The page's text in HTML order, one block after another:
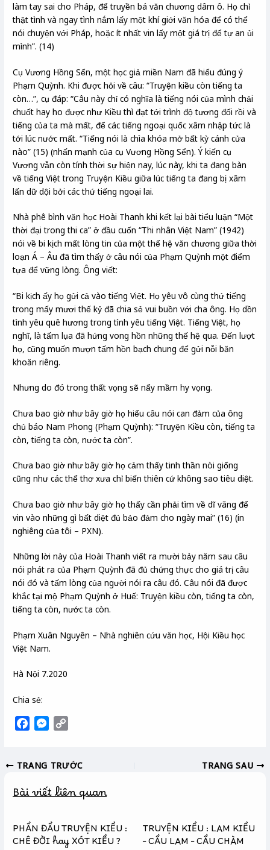
làm tay sai cho Pháp, để truyền bá văn chương dâm ô. Họ chỉ
thật tình và ngay tình nắm lấy một khí giới văn hóa để có thể
nói chuyện với Pháp, hoặc ít nhất vin lấy một giá trị để tự an ủi
mình”. (14)
Cụ Vương Hồng Sển, một học giả miền Nam đã hiểu đúng ý
Phạm Quỳnh. Khi được hỏi về câu: “Truyện kiều còn tiếng ta
còn…”, cụ đáp: “Câu này chỉ có nghĩa là tiếng nói của mình chải
chuốt hay ho được như Kiều thì đạt tới trình độ tương đối rồi và
tiếng của ta mà mất, để các tiếng ngoại quốc xâm nhập tức là
tới lúc nước mất. “Tiếng nói là chìa khóa mở bất kỳ cánh cửa
nào” (15) (nhấn mạnh của cụ Vương Hồng Sển). Ý kiến cụ
Vương vẫn còn tính thời sự hiện nay, lúc này, khi ta đang bàn
về tiếng Việt trong Truyện Kiều giữa lúc tiếng ta đang bị xâm
lấn dữ dội bởi các thứ tiếng ngoại lai.
Nhà phê bình văn học Hoài Thanh khi kết lại bài tiểu luận “Một
thời đại trong thi ca” ở đầu cuốn “Thi nhân Việt Nam” (1942)
nói về bi kịch mất lòng tin của một thế hệ văn chương giữa thời
loạn Á – Âu đã tìm thấy ở câu nói của Phạm Quỳnh một điểm
tựa để vững lòng. Ông viết:
“Bi kịch ấy họ gửi cả vào tiếng Việt. Họ yêu vô cùng thứ tiếng
trong mấy mươi thế kỷ đã chia sẻ vui buồn với cha ông. Họ dồn
tình yêu quê hương trong tình yêu tiếng Việt. Tiếng Việt, họ
nghĩ, là tấm lụa đã hứng vong hồn những thế hệ qua. Đến lượt
họ, cũng muốn mượn tấm hồn bạch chung để gửi nỗi băn
khoăn riêng.
Nhưng do đó trong thất vọng sẽ nẩy mầm hy vọng.
Chưa bao giờ như bây giờ họ hiểu câu nói can đảm của ông
chủ báo Nam Phong (Phạm Quỳnh): “Truyện Kiều còn, tiếng ta
còn, tiếng ta còn, nước ta còn”.
Chưa bao giờ như bây giờ họ cảm thấy tinh thần nòi giống
cũng như các thể thơ xưa chỉ biến thiên cứ không sao tiêu diệt.
Chưa bao giờ như bây giờ họ thấy cần phải tìm về dĩ vãng để
vin vào những gì bất diệt đủ bảo đảm cho ngày mai” (16) (in
nghiêng của tôi – PXN).
Những lời này của Hoài Thanh viết ra mười bảy năm sau câu
nói phát ra của Phạm Quỳnh đã đủ chứng thực cho giá trị câu
nói đó và tấm lòng của người nói ra câu đó. Câu nói đã được
khắc tại mộ Phạm Quỳnh ở Huế: Truyện kiều còn, tiếng ta còn,
tiếng ta còn, nước ta còn.
Phạm Xuân Nguyên – Nhà nghiên cứu văn học, Hội Kiều học
Việt Nam.
Hà Nội 7.2020
Chia sẻ:
e
o
k
M
s
n
e
r
y
i
k
TRANG TRƯỚC TRANG SAU
Bài viết liên quan
PHẦN ĐẦU TRUYỆN KIỀU :
CHÊ ĐỜI hay XÓT KIỀU ?
TRUYỆN KIỀU : LAM KIỀU
– CẦU LAM – CẦU CHÀM